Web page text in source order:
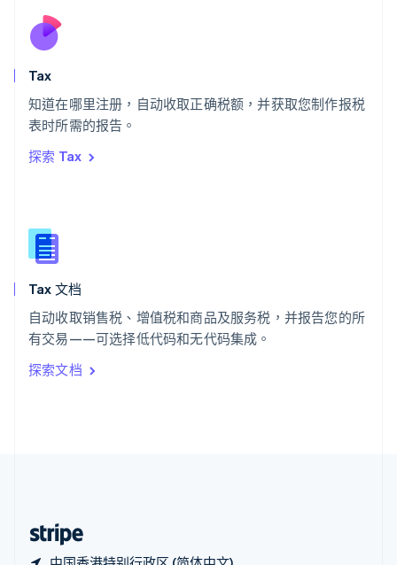
Tax
知道在哪里注册，自动收取正确税额，并获取您制作报税
表时所需的报告。
探索 Tax
Tax 文档
自动收取销售税、增值税和商品及服务税，并报告您的所
有交易——可选择低代码和无代码集成。
探索文档
English
斯洛伐克
泰国
ไทยEnglish
English
English
新西兰
匈牙利
意大利
ItalianoEnglish
印度
English